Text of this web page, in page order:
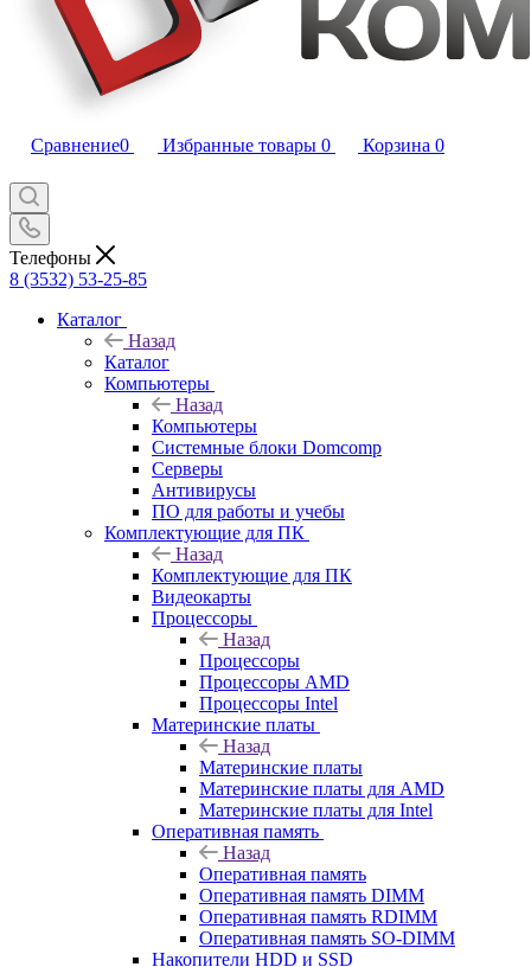
Сравнение0 Избранные товары 0 Корзина 0
Телефоны
8 (3532) 53-25-85
Каталог
Назад
Каталог
Компьютеры
Назад
Компьютеры
Системные блоки Domcomp
Серверы
Антивирусы
ПО для работы и учебы
Комплектующие для ПК
Назад
Комплектующие для ПК
Видеокарты
Процессоры
Назад
Процессоры
Процессоры AMD
Процессоры Intel
Материнские платы
Назад
Материнские платы
Материнские платы для AMD
Материнские платы для Intel
Оперативная память
Назад
Оперативная память
Оперативная память DIMM
Оперативная память RDIMM
Оперативная память SO-DIMM
Накопители HDD и SSD